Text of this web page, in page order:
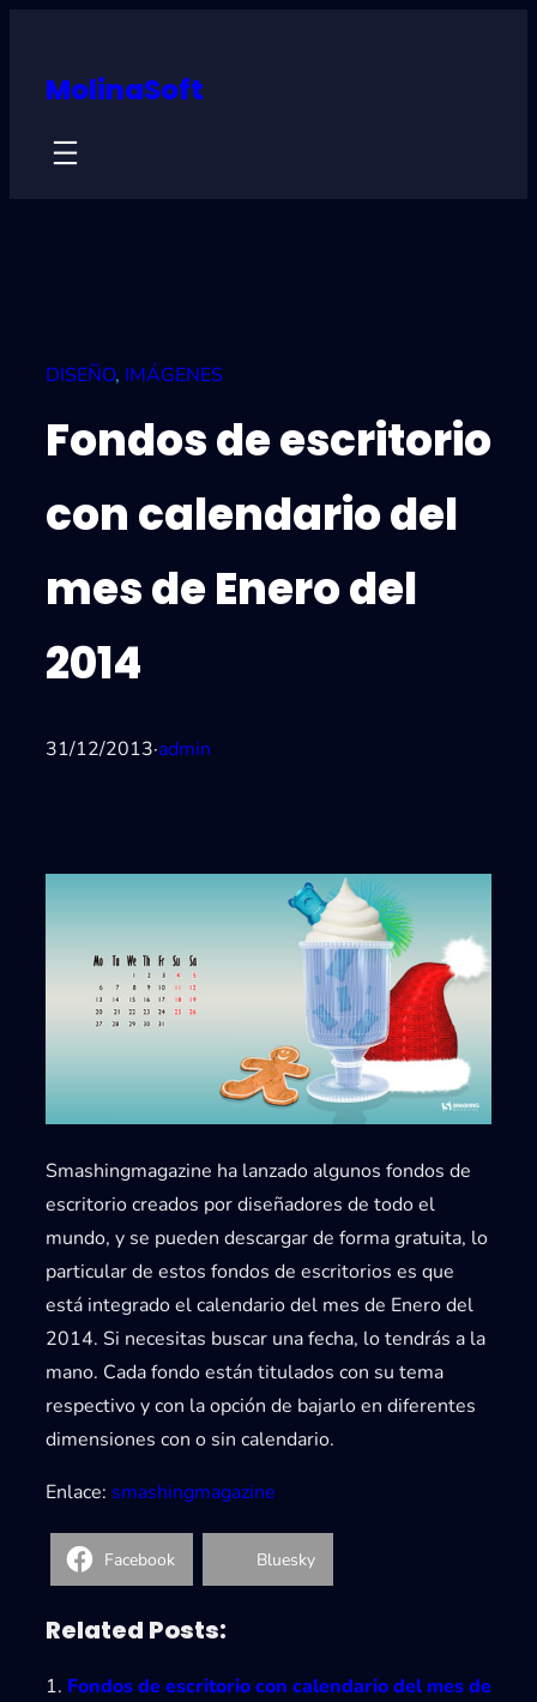
contentMolinaSoft
DISEÑO, IMÁGENES
Fondos de escritorio
con calendario del
mes de Enero del
2014
31/12/2013·admin
Smashingmagazine ha lanzado algunos fondos de
escritorio creados por diseñadores de todo el
mundo, y se pueden descargar de forma gratuita, lo
particular de estos fondos de escritorios es que
está integrado el calendario del mes de Enero del
2014. Si necesitas buscar una fecha, lo tendrás a la
mano. Cada fondo están titulados con su tema
respectivo y con la opción de bajarlo en diferentes
dimensiones con o sin calendario.
Enlace: smashingmagazine
Facebook Bluesky
Related Posts:
Fondos de escritorio con calendario del mes de